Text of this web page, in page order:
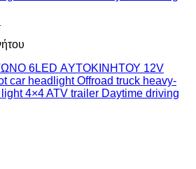
6LED ΑYΤΟΚΙΝΗΤΟΥ 12V
car headlight Offroad truck heavy-
4×4 ATV trailer Daytime driving